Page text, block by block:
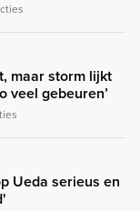
maar storm lijkt
veel gebeuren’
Ueda serieus en